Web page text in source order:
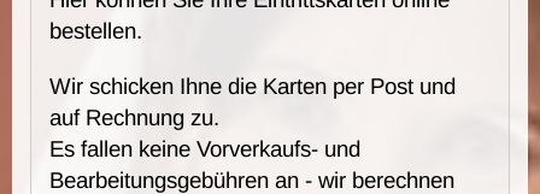
bestellen.
Wir schicken Ihne die Karten per Post und
auf Rechnung zu.
Es fallen keine Vorverkaufs- und
Bearbeitungsgebühren an - wir berechnen